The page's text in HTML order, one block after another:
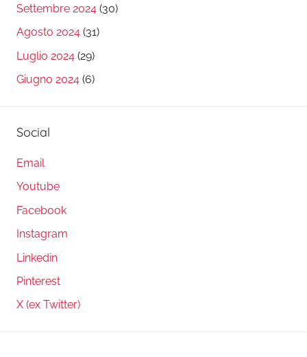
Settembre 2024 (30)
Agosto 2024 (31)
Luglio 2024 (29)
Giugno 2024 (6)
Social
Email
Youtube
Facebook
Instagram
Linkedin
Pinterest
X (ex Twitter)